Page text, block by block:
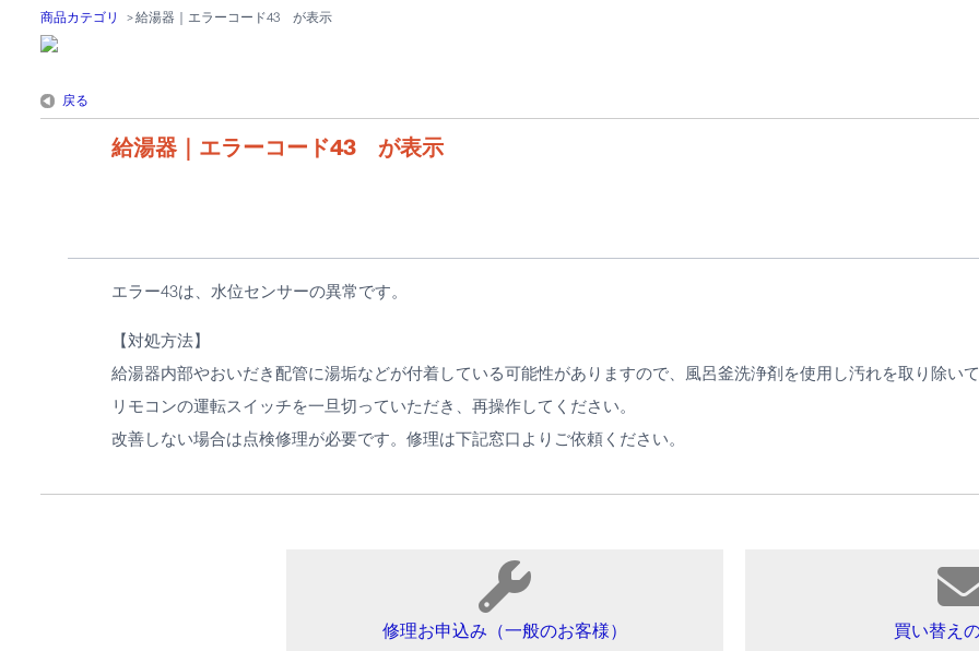
商品カテゴリ >給湯器｜エラーコード43 が表示
戻る
給湯器｜エラーコード43 が表示
エラー43は、水位センサーの異常です。
【対処方法】
給湯器内部やおいだき配管に湯垢などが付着している可能性がありますので、風呂釜洗浄剤を使用し汚れを取り除い
リモコンの運転スイッチを一旦切っていただき、再操作してください。
改善しない場合は点検修理が必要です。修理は下記窓口よりご依頼ください。
修理お申込み（一般のお客様） 買い替え